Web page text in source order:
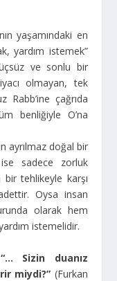
yaşamındaki en
yardım istemek”
ve sonlu bir
olmayan, tek
Rabb’ine çağrıda
benliğiyle O’na
ayrılmaz doğal bir
sadece zorluk
tehlikeyle karşı
Oysa insan
olarak hem
istemelidir.
“… Sizin duanız
miydi?” (Furkan